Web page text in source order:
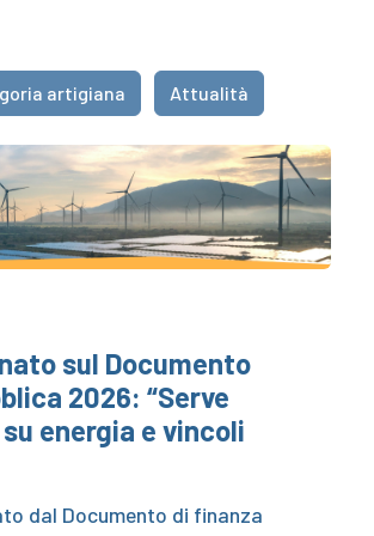
artigiana Attualità
sul Documento
2026: “Serve
energia e vincoli
dal Documento di finanza